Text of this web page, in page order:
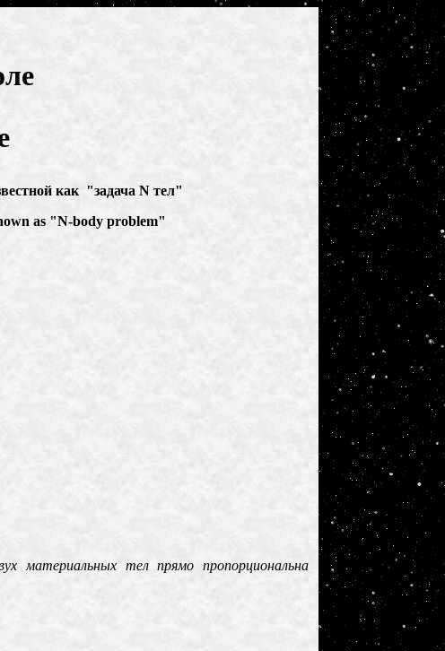
как "задача Nтел"
as "N-body problem"
материальных тел прямо пропорциональна